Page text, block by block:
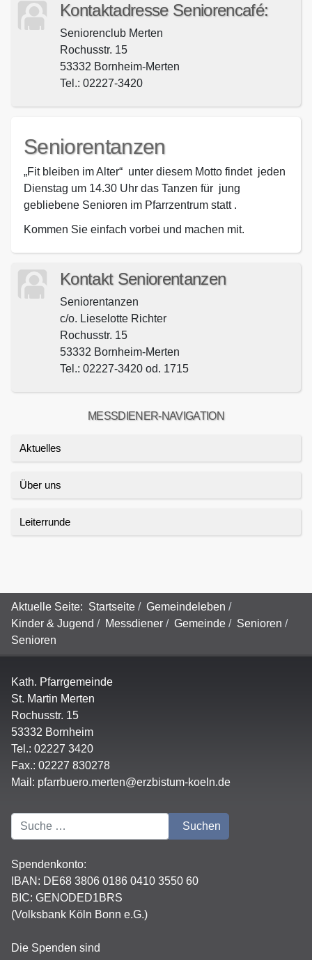
Kontaktadresse Seniorencafé:
Seniorenclub Merten
Rochusstr. 15
53332 Bornheim-Merten
Tel.: 02227-3420
Seniorentanzen
„Fit bleiben im Alter“ unter diesem Motto findet jeden
Dienstag um 14.30 Uhr das Tanzen für jung
gebliebene Senioren im Pfarrzentrum statt .
Kommen Sie einfach vorbei und machen mit.
Kontakt Seniorentanzen
Seniorentanzen
c/o. Lieselotte Richter
Rochusstr. 15
53332 Bornheim-Merten
Tel.: 02227-3420 od. 1715
MESSDIENER-NAVIGATION
Aktuelles
Über uns
Leiterrunde
Aktuelle Seite: Startseite
Gemeindeleben
Kinder & Jugend
Messdiener Gemeinde
Senioren
Senioren
Kath. Pfarrgemeinde
St. Martin Merten
Rochusstr. 15
53332 Bornheim
Tel.: 02227 3420
Fax.: 02227 830278
Mail: pfarrbuero.merten@erzbistum-koeln.de
Suchen Suchen
Spendenkonto:
IBAN: DE68 3806 0186 0410 3550 60
BIC: GENODED1BRS
(Volksbank Köln Bonn e.G.)
Die Spenden sind